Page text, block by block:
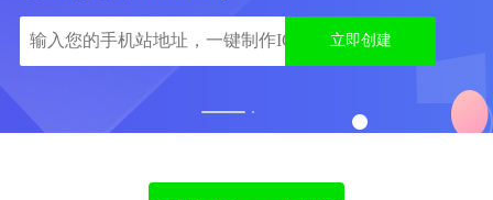
立即创建